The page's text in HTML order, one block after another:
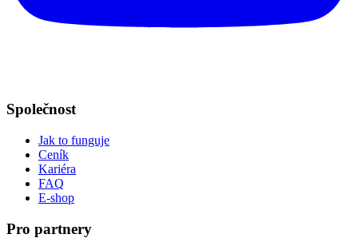
Společnost
Jak to funguje
Ceník
Kariéra
FAQ
E-shop
Pro partnery